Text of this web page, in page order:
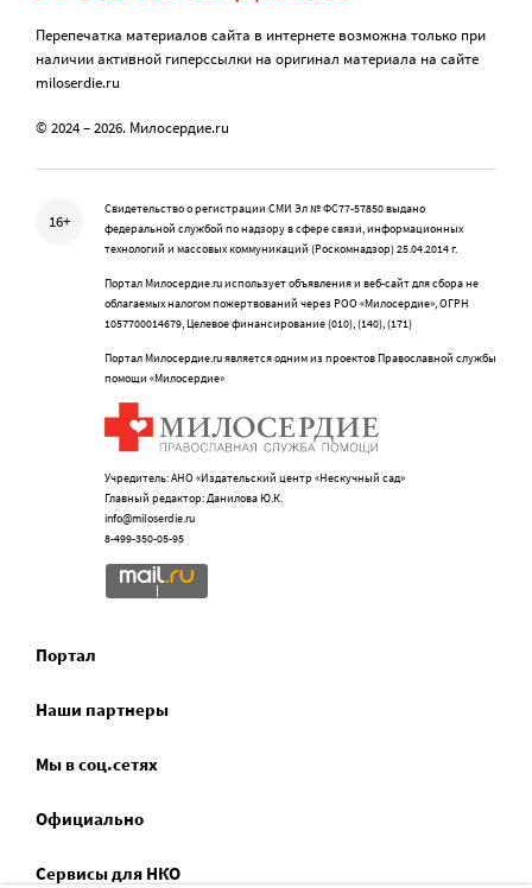
Перепечатка материалов сайта в интернете возможна только при
наличии активной гиперссылки на оригинал материала на сайте
miloserdie.ru
© 2024 – 2026. Милосердие.ru
16+
Свидетельство о регистрации СМИ Эл № ФС77-57850 выдано
федеральной службой по надзору в сфере связи, информационных
технологий и массовых коммуникаций (Роскомнадзор) 25.04.2014 г.
Портал Милосердие.ru использует объявления и веб-сайт для сбора не
облагаемых налогом пожертвований через РОО «Милосердие», ОГРН
1057700014679, Целевое финансирование (010), (140), (171)
Портал Милосердие.ru является одним из проектов Православной службы
помощи «Милосердие»
Учредитель: АНО «Издательский центр «Нескучный сад»
Главный редактор: Данилова Ю.К.
info@miloserdie.ru
8-499-350-05-95
Портал
Наши партнеры
Мы в соц.сетях
Официально
Сервисы для НКО